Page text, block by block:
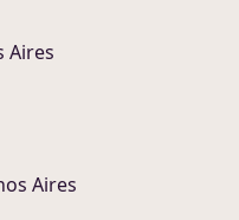
Aires
Aires